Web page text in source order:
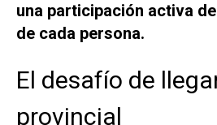
una participación activa
de cada persona.
El desafío de
provincial